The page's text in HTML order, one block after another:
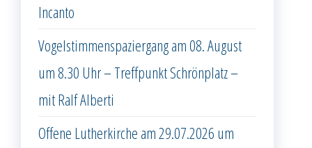
Incanto
Vogelstimmenspaziergang am 08. August
um 8.30 Uhr – Treffpunkt Schrönplatz –
mit Ralf Alberti
Offene Lutherkirche am 29.07.2026 um